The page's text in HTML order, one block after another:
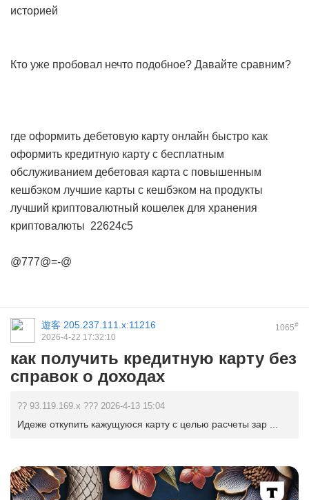
историей
Кто уже пробовал нечто подобное? Давайте сравним?
где оформить дебетовую карту онлайн быстро как
оформить кредитную карту с бесплатным
обслуживанием дебетовая карта с повышенным
кешбэком лучшие карты с кешбэком на продукты
лучший криптовалютный кошелек для хранения
криптовалюты 22624c5
@777@=-@
1065#
遊客 205.237.111.x:11216
2026-4-22 17:32:10
как получить кредитную карту без
справок о доходах
?? 93.119.169.x ??? 2026-4-13 15:04
Идеже откупить кажущуюся карту с целью расчеты зар ...